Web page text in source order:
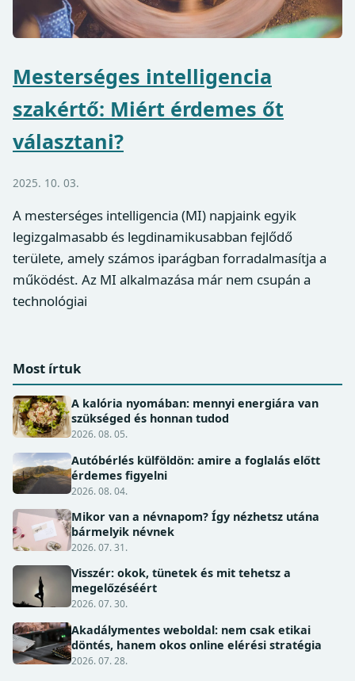
Mesterséges intelligencia
szakértő: Miért érdemes őt
választani?
2025. 10. 03.
A mesterséges intelligencia (MI) napjaink egyik
legizgalmasabb és legdinamikusabban fejlődő
területe, amely számos iparágban forradalmasítja a
működést. Az MI alkalmazása már nem csupán a
technológiai
Most írtuk
A kalória nyomában: mennyi energiára van
szükséged és honnan tudod
2026. 08. 05.
Autóbérlés külföldön: amire a foglalás előtt
érdemes figyelni
2026. 08. 04.
Mikor van a névnapom? Így nézhetsz utána
bármelyik névnek
2026. 07. 31.
Visszér: okok, tünetek és mit tehetsz a
megelőzéséért
2026. 07. 30.
Akadálymentes weboldal: nem csak etikai
döntés, hanem okos online elérési stratégia
2026. 07. 28.